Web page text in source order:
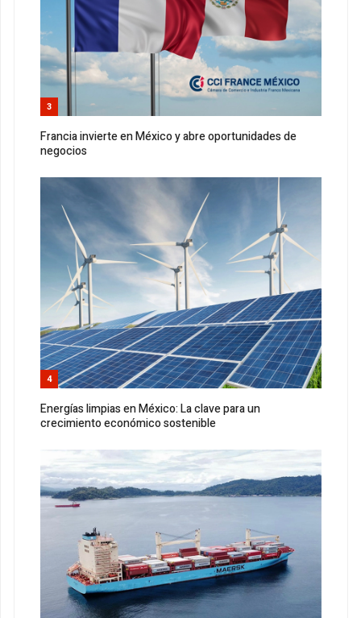
3
Francia invierte en México y abre oportunidades de
negocios
4
Energías limpias en México: La clave para un
crecimiento económico sostenible